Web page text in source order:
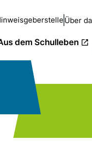
Über
dem Schulleben